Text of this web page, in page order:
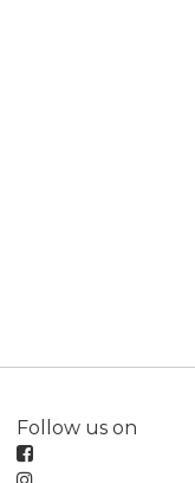
Follow us on